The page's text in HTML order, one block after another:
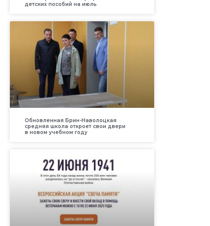
детских пособий на июль
Обновленная Брин-Наволоцкая
средняя школа откроет свои двери
в новом учебном году